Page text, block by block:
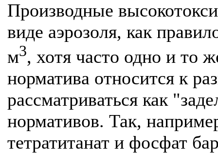
Производные
виде аэрозоля, как
м3, хотя часто одно и то
норматива относится к
рассматриваться как
нормативов. Так,
тетратитанат и фосфат